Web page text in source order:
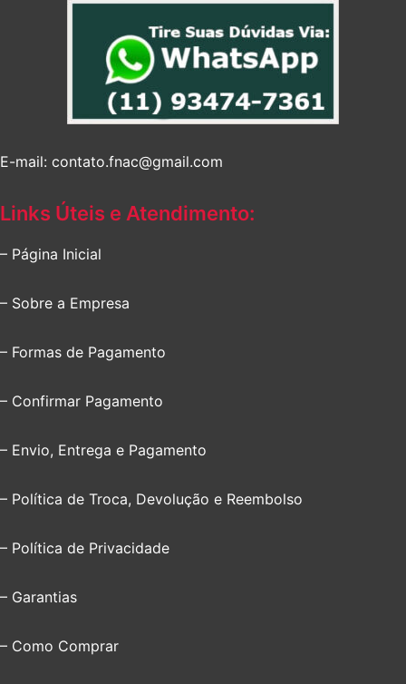
E-mail: contato.fnac@gmail.com
Links Úteis e Atendimento:
– Página Inicial
– Sobre a Empresa
– Formas de Pagamento
– Confirmar Pagamento
– Envio, Entrega e Pagamento
– Política de Troca, Devolução e Reembolso
– Política de Privacidade
– Garantias
– Como Comprar